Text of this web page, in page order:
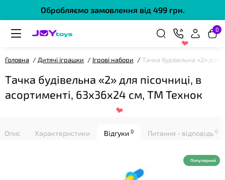
Обробляємо замовлення від 499 грн.
0
Головна Дитячі іграшки Ігрові набори Тачка будівельна «2» для
Тачка будівельна «2» для пісочниці, в
асортименті, 63х36х24 см, ТМ Технок
Опис Характеристики Відгуки 0 Питання - відповідь 0
Популярний